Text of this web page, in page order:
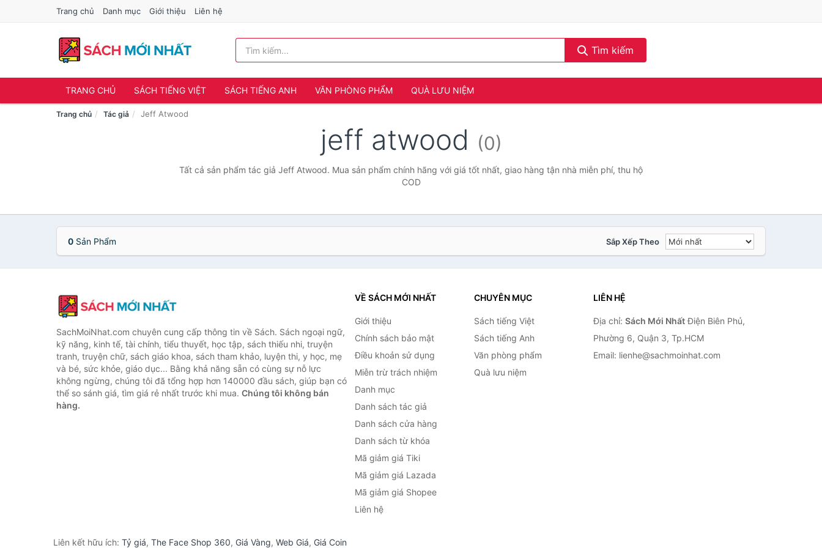
Trang chủ Danh mục Giới thiệu Liên hệ
Tìm kiếm
TRANG CHỦ SÁCH TIẾNG VIỆT SÁCH TIẾNG ANH VĂN PHÒNG PHẨM QUÀ LƯU NIỆM
Trang chủ Tác giả Jeff Atwood
jeff atwood (0)
Tất cả sản phẩm tác giả Jeff Atwood. Mua sản phẩm chính hãng với giá tốt nhất, giao hàng tận nhà miễn phí, thu hộ
COD
0 Sản Phẩm Sắp Xếp Theo
SachMoiNhat.com chuyên cung cấp thông tin về Sách. Sách ngoại ngữ,
kỹ năng, kinh tế, tài chính, tiểu thuyết, học tập, sách thiếu nhi, truyện
tranh, truyện chữ, sách giáo khoa, sách tham khảo, luyện thi, y học, mẹ
và bé, sức khỏe, giáo dục... Bằng khả năng sẵn có cùng sự nỗ lực
không ngừng, chúng tôi đã tổng hợp hơn 140000 đầu sách, giúp bạn có
thể so sánh giá, tìm giá rẻ nhất trước khi mua. Chúng tôi không bán
hàng.
VỀ SÁCH MỚI NHẤT
Giới thiệu
Chính sách bảo mật
Điều khoản sử dụng
Miễn trừ trách nhiệm
Danh mục
Danh sách tác giả
Danh sách cửa hàng
Danh sách từ khóa
Mã giảm giá Tiki
Mã giảm giá Lazada
Mã giảm giá Shopee
Liên hệ
CHUYÊN MỤC
Sách tiếng Việt
Sách tiếng Anh
Văn phòng phẩm
Quà lưu niệm
LIÊN HỆ
Địa chỉ: Sách Mới NhấtĐiện Biên Phủ,
Phường 6, Quận 3, Tp.HCM
Email: lienhe@sachmoinhat.com
Liên kết hữu ích: Tỷ giá, The Face Shop 360, Giá Vàng, Web Giá, Giá Coin